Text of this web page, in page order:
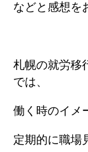
などと感想を
札幌の就労移
では、
働く時のイメ
定期的に職場